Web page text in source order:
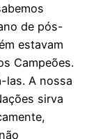
de pós-
estavam
Campeões.
las. A nossa
sirva